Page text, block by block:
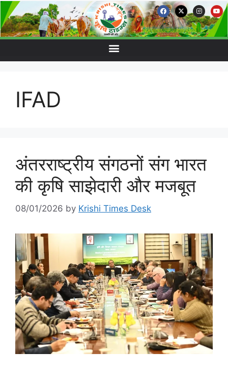
IFAD
अंतरराष्ट्रीय संगठनों संग भारत
की कृषि साझेदारी और मजबूत
08/01/2026 by Krishi Times Desk